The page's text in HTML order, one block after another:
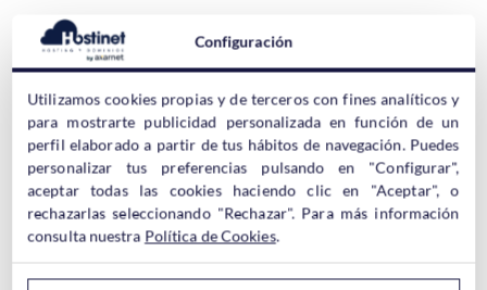
Lo primero que tenemos que hacer es crear unarchivo de
de hacer, sólo tenemos que abrir Outlook e ir aInicio > Nuevos
elementos > Más elementos > Archivo de datos de Outlook…
Configuración
Utilizamos cookies propias y de terceros con fines analíticos y
para mostrarte publicidad personalizada en función de un
perfil elaborado a partir de tus hábitos de navegación. Puedes
personalizar tus preferencias pulsando en "Configurar",
aceptar todas las cookies haciendo clic en "Aceptar", o
rechazarlas seleccionando "Rechazar". Para más información
consulta nuestra Política de Cookies.